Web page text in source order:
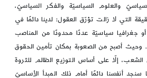
والعلوم السياسيّة والفكر السياسيّ،
التي لا زالت تؤرّق العقول: لدينا دائمًا في
جغرافيا سياسيّة عددًا محدودًا من المناصب
وحيث أصبح من الصعوبة بمكان تأمين الحقوق
إلّا على أساس التوزيع الظالم للثروة
سنجد أنفسنا دائمًا أمام ذلك المبدأ الأساسيّ